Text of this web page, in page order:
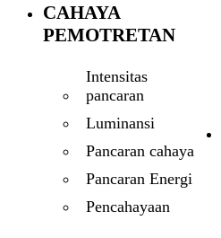
CAHAYA
PEMOTRETAN
Intensitas
pancaran
Luminansi
Pancaran cahaya
Pancaran Energi
Pencahayaan